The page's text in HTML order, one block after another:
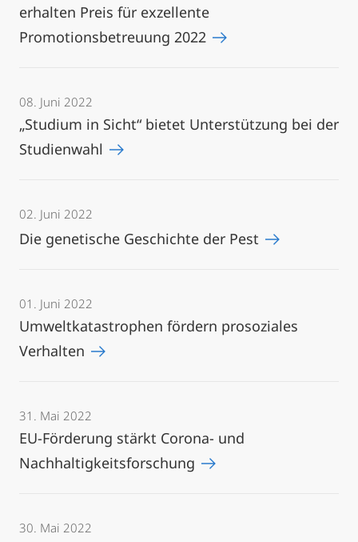
erhalten Preis für exzellente
Promotionsbetreuung 2022
08. Juni 2022
„Studium in Sicht“ bietet Unterstützung bei der
Studienwahl
02. Juni 2022
Die genetische Geschichte der Pest
01. Juni 2022
Umweltkatastrophen fördern prosoziales
Verhalten
31. Mai 2022
EU-Förderung stärkt Corona- und
Nachhaltigkeitsforschung
30. Mai 2022